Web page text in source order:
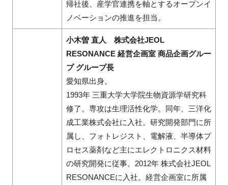
帰社後、産学官連携を軸とするオープンイ
ノベーションの推進を担当。
小木曽 直人 株式会社JEOL
RESONANCE 経営企画室 商品企画グルー
プ グループ長
愛知県出身。
1993年 三重大学大学院生物資源学研究科
修了。専攻は生理活性化学。同年、三洋化
成工業株式会社に入社。研究開発部門に所
属し、フォトレジスト、電解液、半導体プ
ロセス薬剤など主にエレクトロニクス材料
の研究開発に従事。2012年 株式会社JEOL
RESONANCEに入社。経営企画室に所属